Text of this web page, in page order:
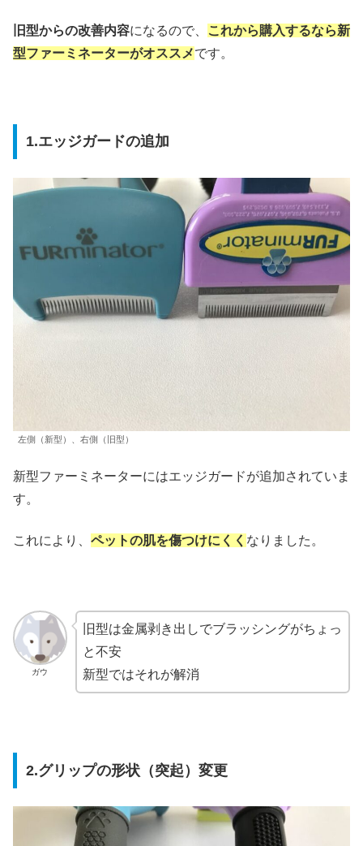
旧型からの改善内容になるので、
これから購入するなら新
型ファーミネーターがオススメです。
1.エッジガードの追加
左側（新型）、右側（旧型）
新型ファーミネーターにはエッジガードが追加されていま
す。
これにより、 ペットの肌を傷つけにくく なりました。
ガウ
旧型は金属剥き出しでブラッシングがちょっ
と不安
新型ではそれが解消
2.グリップの形状（突起）変更